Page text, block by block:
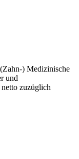
) Medizinische
und
zuzüglich